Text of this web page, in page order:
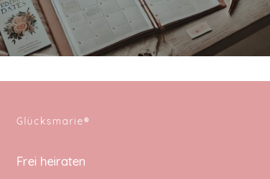
Glücksmarie®
Frei heiraten